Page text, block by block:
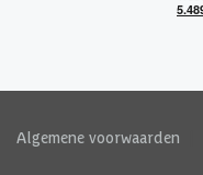
Algemene voorwaarden